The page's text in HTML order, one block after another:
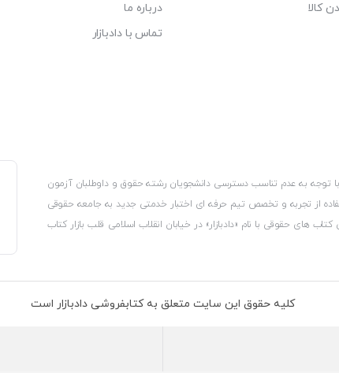
کالا
درباره ما
تماس با دادبازار
توجه به عدم تناسب دسترسی دانشجویان رشته حقوق و داوطلبان آزمون
از تجربه و تخصص تیم حرفه ای اختبار خدمتی جدید به جامعه حقوقی
های حقوقی با نام «دادبازار» در خیابان انقلاب اسلامی قلب بازار کتاب
وزارت صنعت، معدن و تجارت، نشان ملی ثبت رسانه های دیجیتال از
تلفیق آن با شناخت کامل نیازهای جامعه حقوقی کشور راه اندازی کردیم تا
کلیه حقوق این سایت متعلق به کتابفروشی دادبازار است